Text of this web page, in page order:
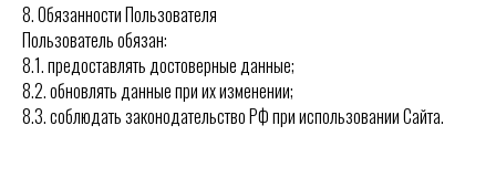
8. Обязанности Пользователя
Пользователь обязан:
8.1. предоставлять достоверные данные;
8.2. обновлять данные при их изменении;
8.3. соблюдать законодательство РФ при использовании Сайта.